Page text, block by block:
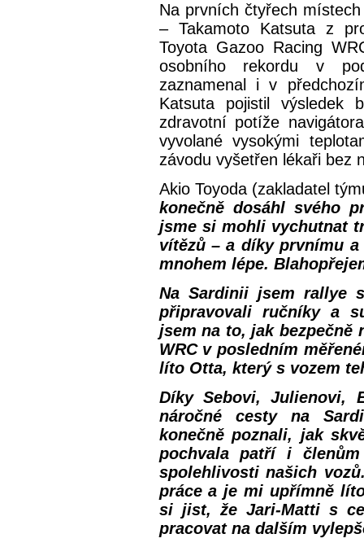
Na prvních čtyřech
– Takamoto Katsuta z
Toyota Gazoo Racing
osobního rekordu v
zaznamenal i v
Katsuta pojistil výsledek
zdravotní potíže
vyvolané vysokými
závodu vyšetřen lékaři bez
Akio Toyoda (zakladatel
konečně dosáhl svého
jsme si mohli vychutnat
vítězů – a díky prvnímu
mnohem lépe.
Na Sardinii jsem rallye
připravovali ručníky a
jsem na to, jak bezpečně
WRC v posledním
líto Otta, který s vozem
Díky Sebovi, Julienovi,
náročné cesty na
konečně poznali, jak
pochvala patří i
spolehlivosti našich
práce a je mi upřímně
si jist, že Jari-Matti s
pracovat na dalším